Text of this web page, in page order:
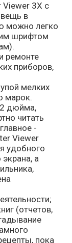
Viewer 3X с
вещь в
можно легко
шрифтом
ремонте
приборов,
мелких
марок.
дюйма,
читать
-
Viewer
удобного
а
(отчетов,
пока